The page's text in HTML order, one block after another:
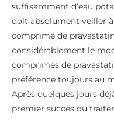
suffisamment d’eau
doit absolument veiller
comprimé de
considérablement le
comprimés de
préférence toujours au
Après quelques jours
premier succès du